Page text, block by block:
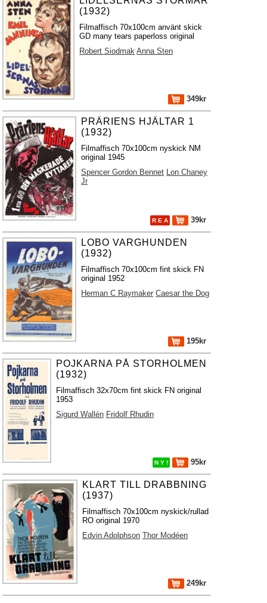
(1932)
Filmaffisch 70x100cm använt skick
GD many tears paperloss original
Robert Siodmak Anna Sten
349kr
PRÄRIENS HJÄLTAR 1
(1932)
Filmaffisch 70x100cm nyskick NM
original 1945
Spencer Gordon Bennet Lon Chaney
Jr
R E A 39kr
LOBO VARGHUNDEN
(1932)
Filmaffisch 70x100cm fint skick FN
original 1952
Herman C Raymaker Caesar the Dog
195kr
POJKARNA PÅ STORHOLMEN
(1932)
Filmaffisch 32x70cm fint skick FN original
1953
Sigurd Wallén Fridolf Rhudin
N Y ! 95kr
KLART TILL DRABBNING
(1937)
Filmaffisch 70x100cm nyskick/rullad
RO original 1970
Edvin Adolphson Thor Modéen
249kr